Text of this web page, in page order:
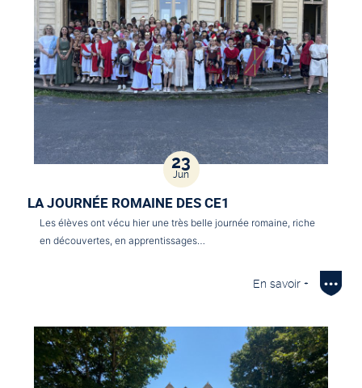
23
Jun
LA JOURNÉE ROMAINE DES CE1
Les élèves ont vécu hier une très belle journée romaine, riche
en découvertes, en apprentissages…
En savoir +